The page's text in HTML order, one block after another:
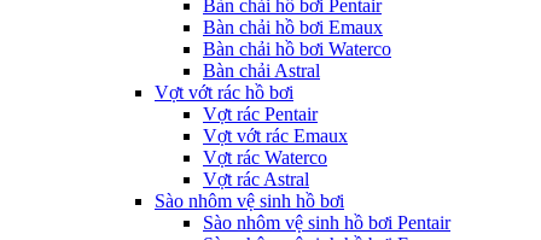
Bàn chải hồ bơi Pentair
Bàn chải hồ bơi Emaux
Bàn chải hồ bơi Waterco
Bàn chải Astral
Vợt vớt rác hồ bơi
Vợt rác Pentair
Vợt vớt rác Emaux
Vợt rác Waterco
Vợt rác Astral
Sào nhôm vệ sinh hồ bơi
Sào nhôm vệ sinh hồ bơi Pentair